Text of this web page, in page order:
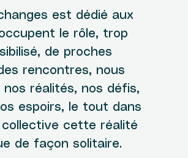
est dédié aux
le rôle, trop
de proches
rencontres, nous
réalités, nos défis,
espoirs, le tout dans
collective cette réalité
de façon solitaire.